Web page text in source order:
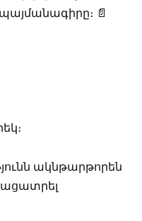
📄
ակնթարթորեն